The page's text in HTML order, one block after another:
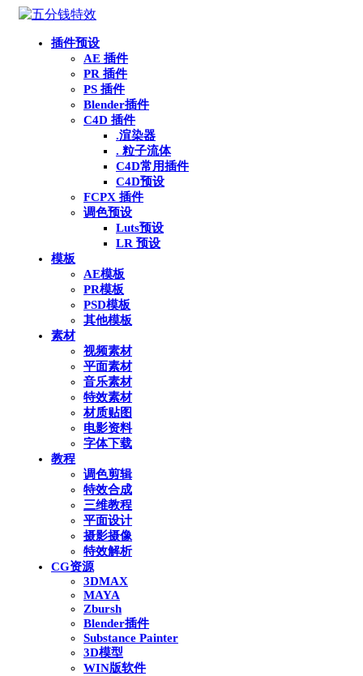
插件预设
AE 插件
PR 插件
PS 插件
Blender插件
C4D 插件
.渲染器
. 粒子流体
C4D常用插件
C4D预设
FCPX 插件
调色预设
Luts预设
LR 预设
模板
AE模板
PR模板
PSD模板
其他模板
素材
视频素材
平面素材
音乐素材
特效素材
材质贴图
电影资料
字体下载
教程
调色剪辑
特效合成
三维教程
平面设计
摄影摄像
特效解析
CG资源
3DMAX
MAYA
Zbursh
Blender插件
Substance Painter
3D模型
WIN版软件